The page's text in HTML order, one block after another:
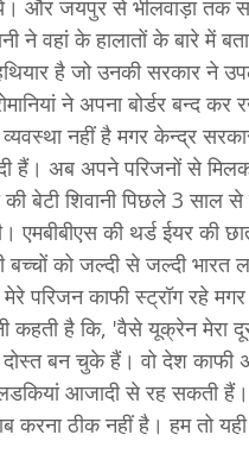
और जयपुर से भीलवाड़ा तक
ने वहां के हालातों के बारे में
है जो उनकी सरकार ने
ने अपना बोर्डर बन्‍द कर
नहीं है मगर केन्‍द्र
हैं। अब अपने परिजनों से
की बेटी शिवानी पिछले 3
एमबीबीएस की थर्ड ईयर की
को जल्‍दी से जल्‍दी भारत
परिजन काफी स्‍ट्रॉग रहे मगर
कहती है कि, 'वैसे यूक्रेन मेरा
बन चुके हैं। वो देश काफी
आजादी से रह सकती
ठीक नहीं है। हम तो